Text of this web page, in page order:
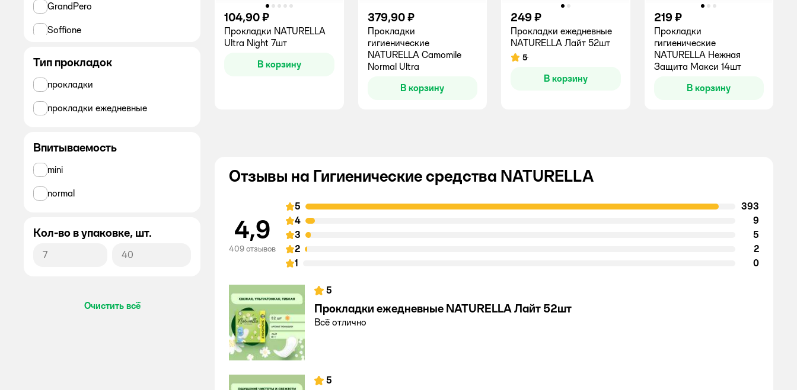
104,90 ₽
Прокладки NATURELLA
Ultra Night 7шт
В корзину
379,90 ₽
Прокладки
гигиенические
NATURELLA Camomile
Normal Ultra
В корзину
249 ₽
Прокладки ежедневные
NATURELLA Лайт 52шт
Рейтинг:
5
В корзину
219 ₽
Прокладки
гигиенические
NATURELLA Нежная
Защита Макси 14шт
В корзину
Отзывы на Гигиенические средства NATURELLA
4,9
409 отзывов
5
393
4
9
3
5
2
2
1
0
5
Прокладки ежедневные NATURELLA Лайт 52шт
Всё отлично
5
GrandPero
Soffione
Все
NATURELLA
ALWAYS
Тип прокладок
прокладки
прокладки ежедневные
Впитываемость
mini
normal
Кол-во в упаковке, шт.
Очистить всё